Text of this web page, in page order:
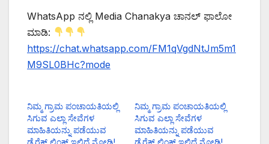
WhatsApp ನಲ್ಲಿ Media Chanakya ಚಾನಲ್ ಫಾಲೋ
ಮಾಡಿ:
https://chat.whatsapp.com/FM1qVgdNtJm5m1
M9SL0BHc?mode
ನಿಮ್ಮ ಗ್ರಾಮ ಪಂಚಾಯತಿಯಲ್ಲಿ
ಸಿಗುವ ಎಲ್ಲಾ ಸೇವೆಗಳ
ಮಾಹಿತಿಯನ್ನು ಪಡೆಯುವ
ಡೈರೆಕ್ಟ್ ಲಿಂಕ್ ಇಲ್ಲಿದೆ ನೋಡಿ!
ನಿಮ್ಮ ಗ್ರಾಮ ಪಂಚಾಯತಿಯಲ್ಲಿ
ಸಿಗುವ ಎಲ್ಲಾ ಸೇವೆಗಳ
ಮಾಹಿತಿಯನ್ನು ಪಡೆಯುವ
ಡೈರೆಕ್ಟ್ ಲಿಂಕ್ ಇಲ್ಲಿದೆ ನೋಡಿ!